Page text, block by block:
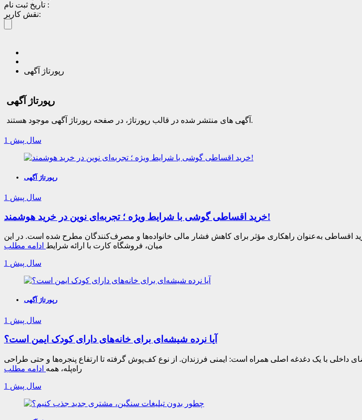
تاریخ ثبت نام :
نقش کاربر:
رپورتاژ آگهی
رپورتاژ آگهی
آگهی های منتشر شده در قالب رپورتاژ، در صفحه رپورتاژ آگهی موجود هستند.
1 سال پیش
رپورتاژ آگهی
1 سال پیش
خرید اقساطی گوشی با شرایط ویژه ؛ تجربه‌ای نوین در خرید هوشمند!
اقساطی به‌عنوان راهکاری مؤثر برای کاهش فشار مالی خانواده‌ها و مصرف‌کنندگان مطرح شده است. در این
میان، فروشگاه کارت با ارائه شرایط ادامه مطلب
1 سال پیش
رپورتاژ آگهی
1 سال پیش
آیا نرده شیشه‌ای برای خانه‌های دارای کودک ایمن است؟
داخلی با یک دغدغه اصلی همراه است: ایمنی فرزندان. از نوع کف‌پوش گرفته تا ارتفاع پنجره‌ها و حتی طراحی
راه‌پله، همه ادامه مطلب
1 سال پیش